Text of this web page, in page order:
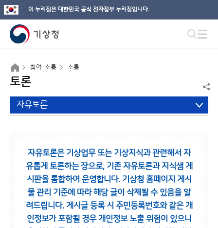
이 누리집은 대한민국 공식 전자정부 누리집입니다.
참여·소통 소통
토론
자유토론
자유토론은 기상업무 또는 기상지식과 관련해서 자
유롭게 토론하는 장으로, 기존 자유토론과 지식샘 게
시판을 통합하여 운영합니다. 기상청 홈페이지 게시
물 관리 기준에 따라 해당 글이 삭제될 수 있음을 알
려드립니다. 게시글 등록 시 주민등록번호와 같은 개
인정보가 포함될 경우 개인정보 노출 위험이 있으니